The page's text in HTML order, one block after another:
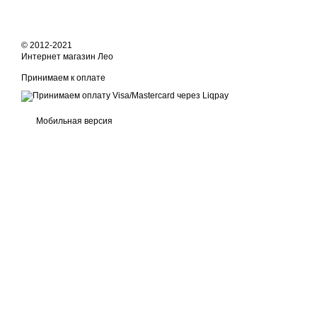
© 2012-2021
Интернет магазин Лео
Принимаем к оплате
Мобильная версия